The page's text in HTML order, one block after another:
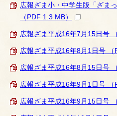
広報ざま小・中学生版「ざま
（PDF 1.3 MB）
広報ざま平成16年7月15日号
広報ざま平成16年8月1日号 （
広報ざま平成16年8月15日号
広報ざま平成16年9月1日号 （
広報ざま平成16年9月15日号